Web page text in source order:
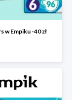
w Empiku -40 zł